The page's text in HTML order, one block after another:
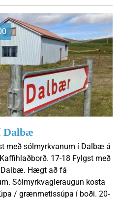
Dalbæ
með sólmyrkvanum í Dalbæ á
17-18 Fylgst með
Hægt að fá
Sólmyrkvagleraugun kosta
/ grænmetissúpa í boði. 20-